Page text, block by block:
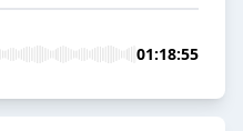
01:18:55